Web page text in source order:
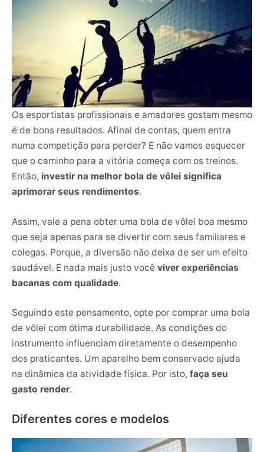
Os esportistas profissionais e amadores gostam mesmo
é de bons resultados. Afinal de contas, quem entra
numa competição para perder? E não vamos esquecer
que o caminho para a vitória começa com os treinos.
Então, investir na melhor bola de vôlei significa
aprimorar seus rendimentos.
Assim, vale a pena obter uma bola de vôlei boa mesmo
que seja apenas para se divertir com seus familiares e
colegas. Porque, a diversão não deixa de ser um efeito
saudável. E nada mais justo você viver experiências
bacanas com qualidade.
Seguindo este pensamento, opte por comprar uma bola
de vôlei com ótima durabilidade. As condições do
instrumento influenciam diretamente o desempenho
dos praticantes. Um aparelho bem conservado ajuda
na dinâmica da atividade física. Por isto, faça seu
gasto render.
Diferentes cores e modelos